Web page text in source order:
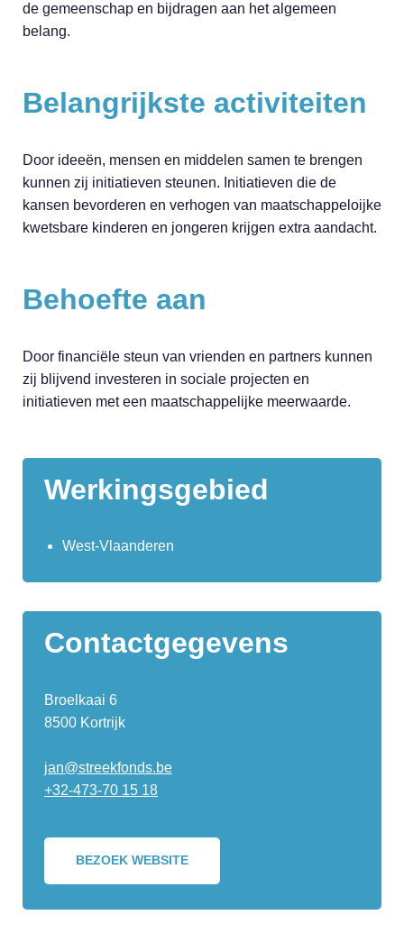
de gemeenschap en bijdragen aan het algemeen
belang.
Belangrijkste activiteiten
Door ideeën, mensen en middelen samen te brengen
kunnen zij initiatieven steunen. Initiatieven die de
kansen bevorderen en verhogen van maatschappeloijke
kwetsbare kinderen en jongeren krijgen extra aandacht.
Behoefte aan
Door financiële steun van vrienden en partners kunnen
zij blijvend investeren in sociale projecten en
initiatieven met een maatschappelijke meerwaarde.
Werkingsgebied
West-Vlaanderen
Contactgegevens
Broelkaai 6
8500 Kortrijk
jan@streekfonds.be
+32-473-70 15 18
BEZOEK WEBSITE